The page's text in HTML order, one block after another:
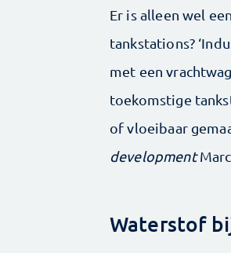
Er is alleen wel
tankstations?
met een
toekomstige
of vloeibaar
development
Waterstof